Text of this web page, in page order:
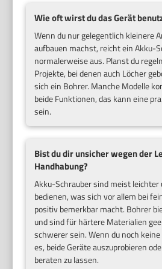
Wie oft wirst du das Gerät
Wenn du nur gelegentlich kleinere
aufbauen machst, reicht ein Akku-
normalerweise aus. Planst du
Projekte, bei denen auch Löcher
sich ein Bohrer. Manche Modelle
beide Funktionen, das kann eine
sein.
Bist du dir unsicher wegen der
Handhabung?
Akku-Schrauber sind meist leichter
bedienen, was sich vor allem bei
positiv bemerkbar macht. Bohrer
und sind für härtere Materialien
schwerer sein. Wenn du noch
es, beide Geräte auszuprobieren
beraten zu lassen.